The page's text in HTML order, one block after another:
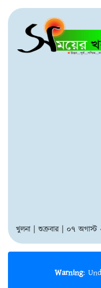
খুলনা | শুক্রবার | ০৭
Warning :